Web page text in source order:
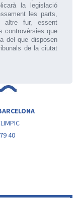
la legislació
les parts,
altre fur, essent
controvèrsies que
del que disposen
de la ciutat
40